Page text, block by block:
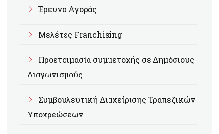
Έρευνα Αγοράς
Μελέτες Franchising
Προετοιμασία συμμετοχής σε Δημόσιους
Διαγωνισμούς
Συμβουλευτική Διαχείρισης Τραπεζικών
Υποχρεώσεων